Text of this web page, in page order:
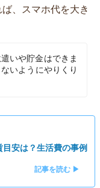
、スマホ代を大き
いや貯金はできま
いようにやりくり
安は？生活費の事例
記事を読む ▶